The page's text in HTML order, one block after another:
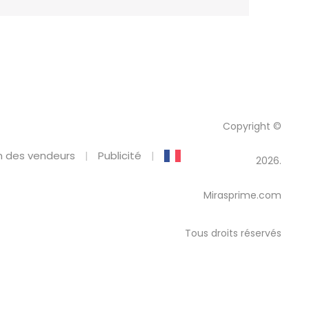
des vendeurs Publicité
Copyright ©
2026.
Mirasprime.com
Tous droits réservés